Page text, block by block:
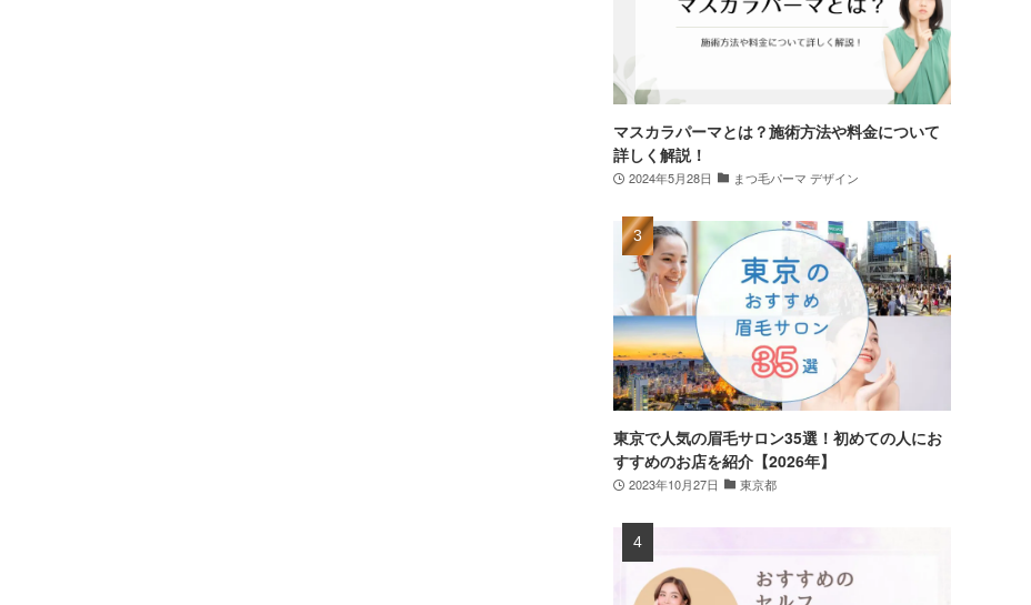
マスカラパーマとは？施術方法や料金について
詳しく解説！
2024年5月28日 まつ毛パーマ デザイン
東京で人気の眉毛サロン35選！初めての人にお
すすめのお店を紹介【2026年】
2023年10月27日 東京都